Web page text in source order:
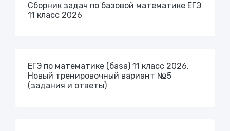
Cборник задач по базовой математике ЕГЭ
11 класс 2026
ЕГЭ по математике (база) 11 класс 2026.
Новый тренировочный вариант №5
(задания и ответы)